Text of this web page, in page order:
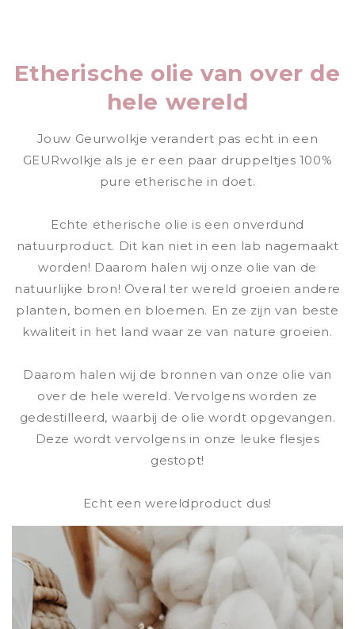
Etherische olie van over de
hele wereld
Jouw Geurwolkje verandert pas echt in een
GEURwolkje als je er een paar druppeltjes 100%
pure etherische in doet.
Echte etherische olie is een onverdund
natuurproduct. Dit kan niet in een lab nagemaakt
worden! Daarom halen wij onze olie van de
natuurlijke bron! Overal ter wereld groeien andere
planten, bomen en bloemen. En ze zijn van beste
kwaliteit in het land waar ze van nature groeien.
Daarom halen wij de bronnen van onze olie van
over de hele wereld. Vervolgens worden ze
gedestilleerd, waarbij de olie wordt opgevangen.
Deze wordt vervolgens in onze leuke flesjes
gestopt!
Echt een wereldproduct dus!